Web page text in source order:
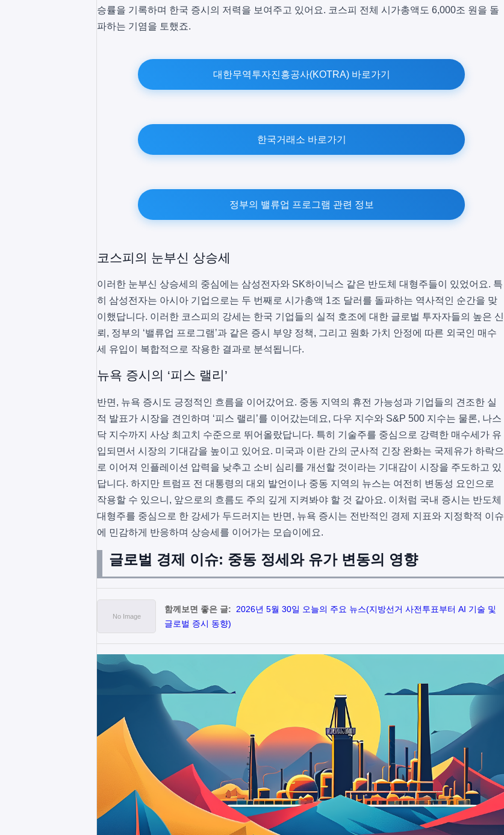
승률을 기록하며 한국 증시의 저력을 보여주고 있어요. 코스피 전체 시가총액도 6,000조 원을 돌
파하는 기염을 토했죠.
대한무역투자진흥공사(KOTRA) 바로가기
한국거래소 바로가기
정부의 밸류업 프로그램 관련 정보
코스피의 눈부신 상승세
이러한 눈부신 상승세의 중심에는 삼성전자와 SK하이닉스 같은 반도체 대형주들이 있었어요. 특
히 삼성전자는 아시아 기업으로는 두 번째로 시가총액 1조 달러를 돌파하는 역사적인 순간을 맞
이했답니다. 이러한 코스피의 강세는 한국 기업들의 실적 호조에 대한 글로벌 투자자들의 높은 신
뢰, 정부의 ‘밸류업 프로그램’과 같은 증시 부양 정책, 그리고 원화 가치 안정에 따른 외국인 매수
세 유입이 복합적으로 작용한 결과로 분석됩니다.
뉴욕 증시의 ‘피스 랠리’
반면, 뉴욕 증시도 긍정적인 흐름을 이어갔어요. 중동 지역의 휴전 가능성과 기업들의 견조한 실
적 발표가 시장을 견인하며 ‘피스 랠리’를 이어갔는데요, 다우 지수와 S&P 500 지수는 물론, 나스
닥 지수까지 사상 최고치 수준으로 뛰어올랐답니다. 특히 기술주를 중심으로 강력한 매수세가 유
입되면서 시장의 기대감을 높이고 있어요. 미국과 이란 간의 군사적 긴장 완화는 국제유가 하락으
로 이어져 인플레이션 압력을 낮추고 소비 심리를 개선할 것이라는 기대감이 시장을 주도하고 있
답니다. 하지만 트럼프 전 대통령의 대외 발언이나 중동 지역의 뉴스는 여전히 변동성 요인으로
작용할 수 있으니, 앞으로의 흐름도 주의 깊게 지켜봐야 할 것 같아요. 이처럼 국내 증시는 반도체
대형주를 중심으로 한 강세가 두드러지는 반면, 뉴욕 증시는 전반적인 경제 지표와 지정학적 이슈
에 민감하게 반응하며 상승세를 이어가는 모습이에요.
글로벌 경제 이슈: 중동 정세와 유가 변동의 영향
함께보면 좋은 글:
2026년 5월 30일 오늘의 주요 뉴스(지방선거 사전투표부터 AI 기술 및
글로벌 증시 동향)